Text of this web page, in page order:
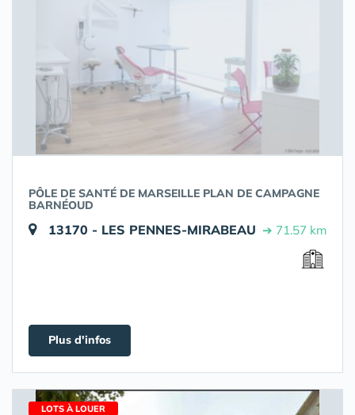
PÔLE DE SANTÉ DE MARSEILLE PLAN DE CAMPAGNE
BARNÉOUD
13170 - LES PENNES-MIRABEAU ➔ 71.57 km
Plus d'infos
LOTS À LOUER